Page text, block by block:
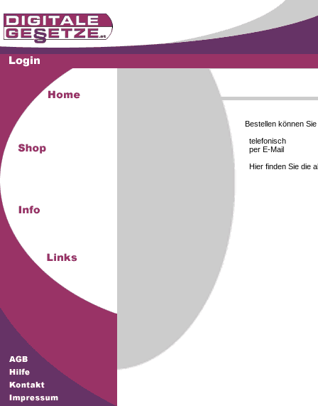
Bestellen können Sie
telefonisch
per E-Mail
Hier finden Sie die